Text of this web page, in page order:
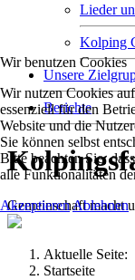
Lieder
Kolping
Unsere
Berichte
Gemeinschaft macht
Aktuelle Seite:
Startseite
Wir benutzen Cookies
Wir nutzen Cookies
essenziell für den
Website und die
Sie können selbst
Bitte beachten Sie,
alle Funktionalitäten
AkzeptierenAblehnen